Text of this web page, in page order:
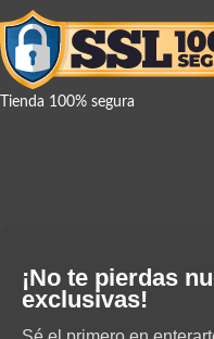
Tienda 100% segura
¡No te pierdas
exclusivas!